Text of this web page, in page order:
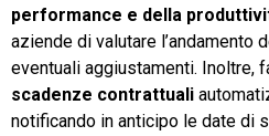
performance e della
aziende di valutare l’andamento
eventuali aggiustamenti. Inoltre,
scadenze contrattuali
notificando in anticipo le date di